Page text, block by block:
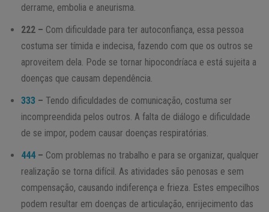
derrame, embolia e aneurisma.
222 – Com dificuldade para ter autoconfiança, essa pessoa
costuma ser tímida e indecisa, fazendo com que os outros se
aproveitem dela. Pode se tornar hipocondríaca e está sujeita a
doenças que causam dependência.
333 – Tendo dificuldades de comunicação, costuma ser
incompreendida pelos outros. A falta de diálogo e dificuldade
de se impor, podem causar doenças respiratórias.
444 – Com problemas no trabalho e para se organizar, qualquer
realização se torna difícil. As atividades são penosas e sem
compensação, causando indiferença e frieza. Estes empecilhos
podem resultar em doenças de articulação, enrijecimento das